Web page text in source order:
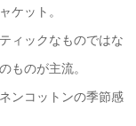
ケット。
ィックなものではな
ものが主流。
ンコットンの季節感